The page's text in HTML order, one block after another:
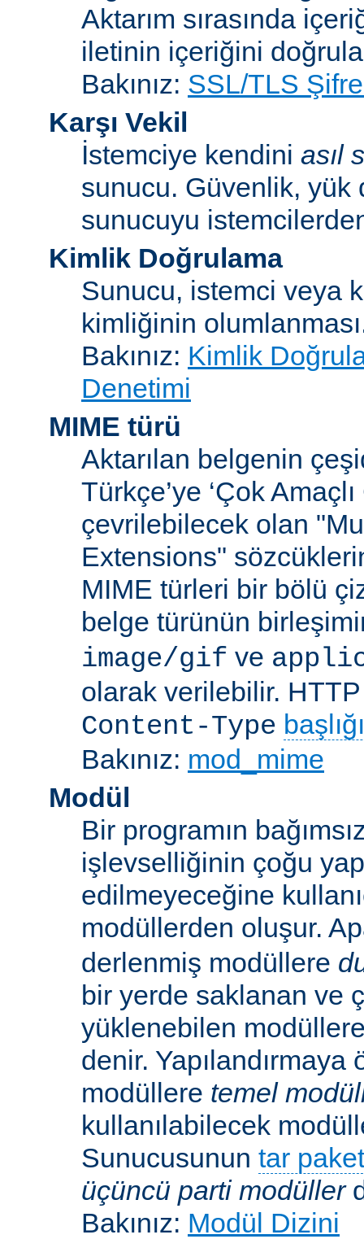
Aktarım sırasında
iletinin içeriğini
Bakınız: SSL/TLS
Karşı Vekil
İstemciye kendini asıl
sunucu. Güvenlik, yük
sunucuyu
Kimlik Doğrulama
Sunucu, istemci veya
kimliğinin
Bakınız: Kimlik
Denetimi
MIME türü
Aktarılan belgenin
Türkçe’ye ‘Çok
çevrilebilecek olan
Extensions"
MIME türleri bir bölü
belge türünün
image/gif ve
olarak verilebilir.
Content-Type
Bakınız: mod_mime
Modül
Bir programın
işlevselliğinin çoğu
edilmeyeceğine
modüllerden oluşur.
derlenmiş modüllere
bir yerde saklanan ve
yüklenebilen
denir. Yapılandırmaya
modüllere temel
kullanılabilecek
Sunucusunun tar
üçüncü parti modüller
Bakınız: Modül Dizini